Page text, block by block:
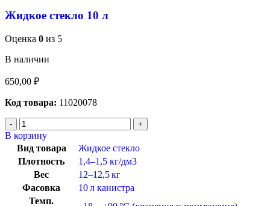
Жидкое стекло 10 л
Оценка 0 из 5
В наличии
650,00 ₽
Код товара: 11020078
В корзину
Вид товара
Жидкое стекло
Плотность
1,4–1,5 кг/дм3
Вес
12–12,5 кг
Фасовка
10 л канистра
Темп.